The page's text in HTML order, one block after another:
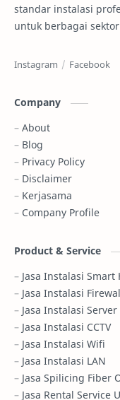
standar instalasi
untuk berbagai
Company
About
Blog
Privacy Policy
Disclaimer
Kerjasama
Company Profile
Product & Service
Jasa Instalasi Smart
Jasa Instalasi
Jasa Instalasi Server
Jasa Instalasi CCTV
Jasa Instalasi Wifi
Jasa Instalasi LAN
Jasa Spilicing Fiber
Jasa Rental Service